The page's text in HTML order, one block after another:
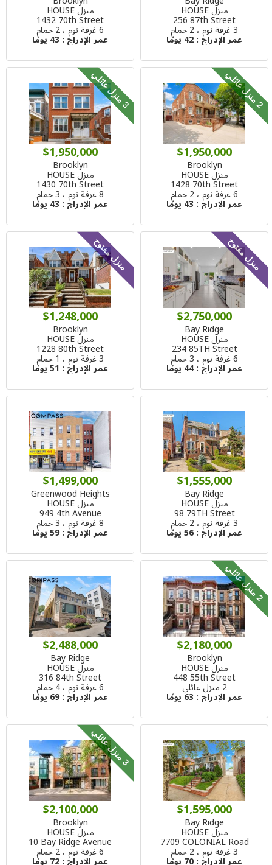
منزل HOUSE
256 87th Street
3 غرفة نوم ، 2 حمام
عمر الإدراج :42 يومًا
منزل HOUSE
1432 70th Street
6 غرفة نوم ، 2 حمام
عمر الإدراج : 43 يومًا
2
م
ن
ز
ل
ع
ا
ئ
ل
ي
$1,950,000
Brooklyn
منزل HOUSE
1428 70th Street
6 غرفة نوم ، 2 حمام
عمر الإدراج : 43 يومًا
3
م
ن
ز
ل
ع
ا
ئ
ل
ي
$1,950,000
Brooklyn
منزل HOUSE
1430 70th Street
8 غرفة نوم ، 3 حمام
عمر الإدراج : 43 يومًا
منزل مفتوح
$2,750,000
Bay Ridge
منزل HOUSE
234 85TH Street
6 غرفة نوم ، 3 حمام
عمر الإدراج :44 يومًا
منزل مفتوح
$1,248,000
Brooklyn
منزل HOUSE
1228 80th Street
3 غرفة نوم ، 1 حمام
عمر الإدراج : 51 يومًا
$1,555,000
Bay Ridge
منزل HOUSE
98 79TH Street
3 غرفة نوم ، 2 حمام
عمر الإدراج :56 يومًا
$1,499,000
Greenwood Heights
منزل HOUSE
949 4th Avenue
8 غرفة نوم ، 3 حمام
عمر الإدراج :59 يومًا
2
م
ن
ز
ل
ع
ا
ئ
ل
ي
$2,180,000
Brooklyn
منزل HOUSE
448 55th Street
2 منزل عائلي
عمر الإدراج : 63 يومًا
$2,488,000
Bay Ridge
منزل HOUSE
316 84th Street
6 غرفة نوم ، 4 حمام
عمر الإدراج :69 يومًا
$1,595,000
Bay Ridge
منزل HOUSE
7709 COLONIAL Road
3 غرفة نوم ، 2 حمام
3
م
ن
ز
ل
ع
ا
ئ
ل
ي
$2,100,000
Brooklyn
منزل HOUSE
10 Bay Ridge Avenue
6 غرفة نوم ، 2 حمام